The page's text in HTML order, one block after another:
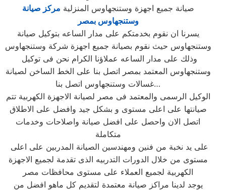
صيانة جميع اجهزة وستنجهاوس المنزلية مركز صيانة
وستنجهاوس بمصر
يسرنا ان نقوم بخدمتكم على مدار الساعه بتوكيل صيانة
وستنجهاوس حيث نقوم بصيانة جميع اجهزة شركة وستنجهاوس
وستنجهاوس المعتمد بمصر اتصل بنا على الخط الساخن لصيانة
غسالات وستنجهاوس اتصل بنا…
الوكيل الرسمى والمعتمد فى مصر لصيانة الاجهزة الكهربية تتم
صيانتها على اعلى مستوى و بشكل جيد وافضل على الاطلاق
اتصل الان واحصل على افضل صيانة واصلاحات وخدمات
متكاملة
مستوى من خلال الدورات التدربيه الذى تقدمة لجميع الاجهزة
الكهربية لجميع العملاء على مستوى محافظات مصر
يوجد لدينا مراكز صيانة معتمدة لتقديم كل ماهو افضل من